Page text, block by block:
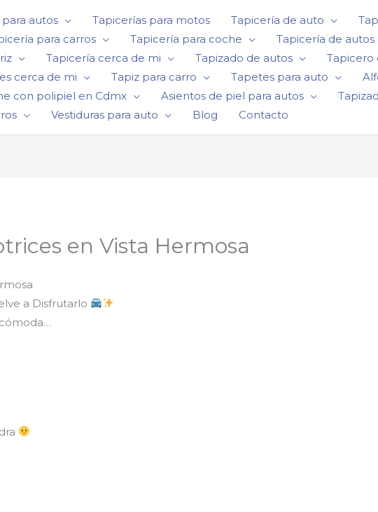
autos Tapicerías para motos Tapicería de auto
para carros Tapicería para coche
Tapicería de
Tapicería cerca de mi Tapizado de autos
Tapicero
cerca de mi
Tapiz para carro Tapetes para auto
con polipiel en Cdmx
Asientos de piel para autos
Vestiduras para auto Blog Contacto
en Vista Hermosa
a Disfrutarlo